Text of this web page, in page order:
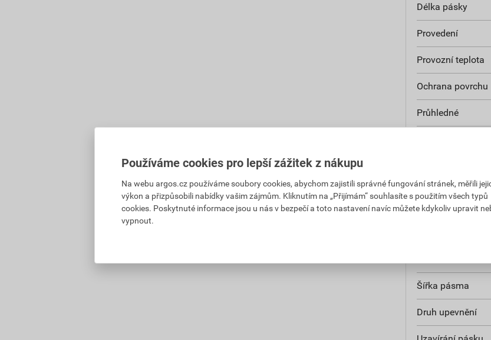
Délka pásky
Provedení
Provozní teplota
Ochrana povrchu
Průhledné
Třída hořlavosti
UL 94
UV stabilita
Šířka pásma
Druh upevnění
Používáme cookies pro lepší zážitek z nákupu
Na webu argos.cz používáme soubory cookies, abychom zajistili správné fungování stránek, měřili
výkon a přizpůsobili nabídky vašim zájmům. Kliknutím na „Přijímám“ souhlasíte s použitím všech typů
cookies. Poskytnuté informace jsou u nás v bezpečí a toto nastavení navíc můžete kdykoliv upravit
vypnout.